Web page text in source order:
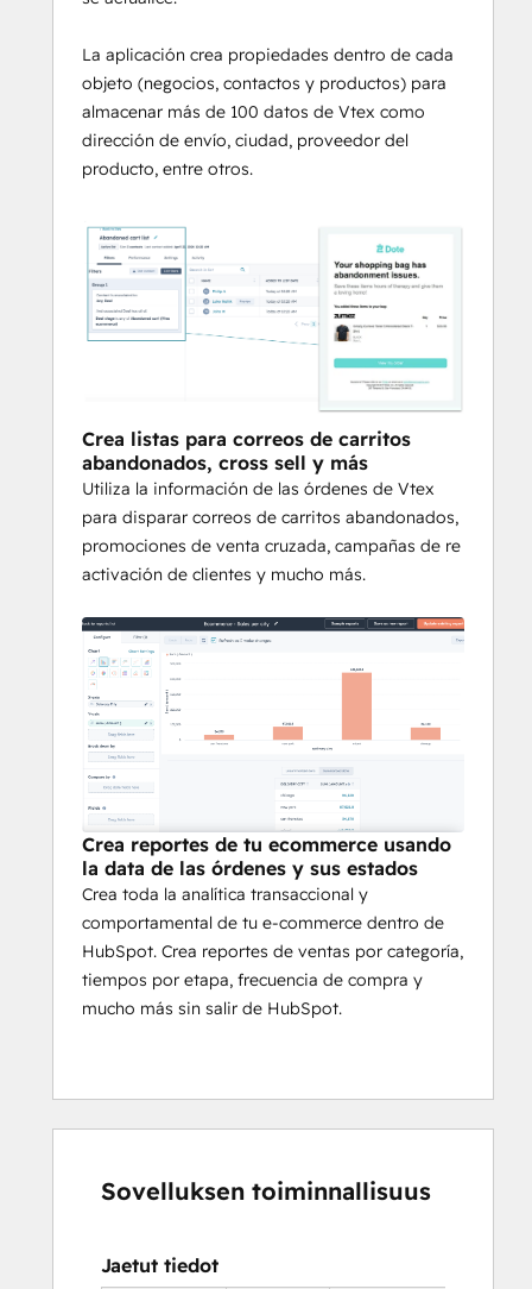
La aplicación crea propiedades dentro de cada
objeto (negocios, contactos y productos) para
almacenar más de 100 datos de Vtex como
dirección de envío, ciudad, proveedor del
producto, entre otros.
Crea listas para correos de carritos
abandonados, cross sell y más
Utiliza la información de las órdenes de Vtex
para disparar correos de carritos abandonados,
promociones de venta cruzada, campañas de re
activación de clientes y mucho más.
Crea reportes de tu ecommerce usando
la data de las órdenes y sus estados
Crea toda la analítica transaccional y
comportamental de tu e-commerce dentro de
HubSpot. Crea reportes de ventas por categoría,
tiempos por etapa, frecuencia de compra y
mucho más sin salir de HubSpot.
Sovelluksen toiminnallisuus
Jaetut tiedot